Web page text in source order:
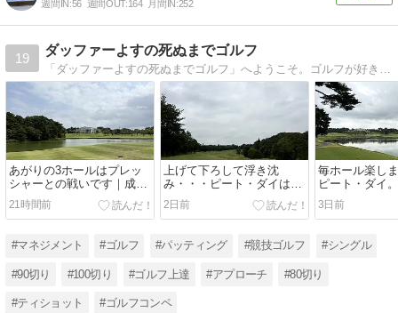
週間IN:56 週間OUT:164 月間IN:252
19
ダッファーよすの死ぬまでゴルフ
あがりの3ホールはプレッ
シャーとの戦いです｜成田
ヒルズカントリークラブ
（その４）
21時間前
上げて下ろして浮き沈
み・・・ピート・ダイは楽
しませてくれます（笑）｜
成田ヒルズカントリークラ
ブ（その３）
2日前
毎ホール楽し
ピート・ダイ
ールの結果は
ズカントリー
２）
3日前
#マネジメント #ゴルフ #パッティング #競技ゴルフ #シングル
#90切り #100切り #ゴルフ上達 #アプローチ #80切り
#ティショット #ゴルフコンペ